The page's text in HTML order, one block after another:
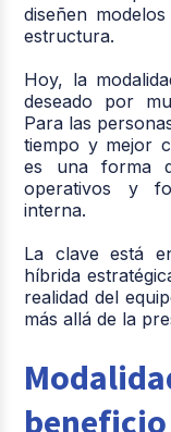
diseñen
estructura.
Hoy, la
deseado por
Para las
tiempo y mejor
es una forma
operativos y
interna.
La clave está
híbrida
realidad del
más allá de la